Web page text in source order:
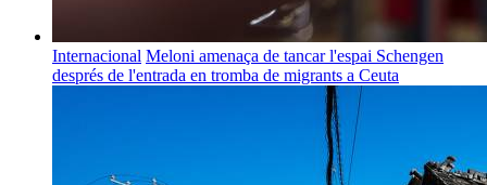
Internacional Meloni amenaça de tancar l'espai Schengen
després de l'entrada en tromba de migrants a Ceuta